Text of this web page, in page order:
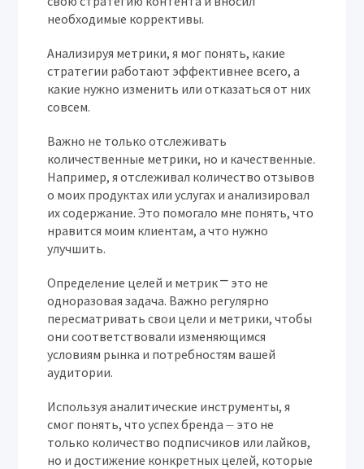
необходимые коррективы.
Анализируя метрики, я мог понять, какие
стратегии работают эффективнее всего, а
какие нужно изменить или отказаться от них
совсем.
Важно не только отслеживать
количественные метрики, но и качественные.
Например, я отслеживал количество отзывов
о моих продуктах или услугах и анализировал
их содержание. Это помогало мне понять, что
нравится моим клиентам, а что нужно
улучшить.
Определение целей и метрик ⎻ это не
одноразовая задача. Важно регулярно
пересматривать свои цели и метрики, чтобы
они соответствовали изменяющимся
условиям рынка и потребностям вашей
аудитории.
Используя аналитические инструменты, я
смог понять, что успех бренда ⏤ это не
только количество подписчиков или лайков,
но и достижение конкретных целей, которые